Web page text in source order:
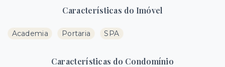
Características do Imóvel
Academia Portaria SPA
Características do Condomínio